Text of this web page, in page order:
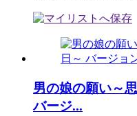
男の娘の願い～
バージ...